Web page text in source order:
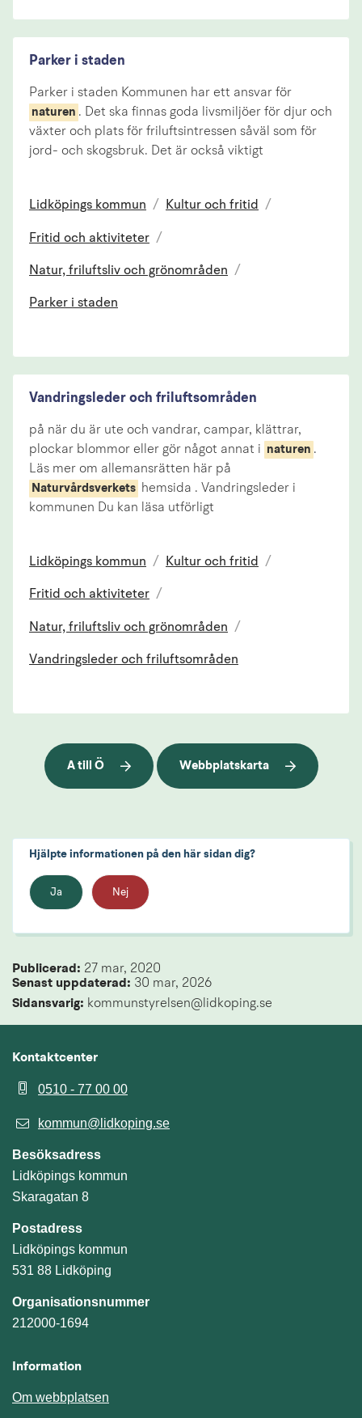
Parker i staden
Parker i staden Kommunen har ett ansvar för
naturen . Det ska finnas goda livsmiljöer för djur och
växter och plats för friluftsintressen såväl som för
jord- och skogsbruk. Det är också viktigt
Lidköpings kommun / Kultur och fritid /
Fritid och aktiviteter /
Natur, friluftsliv och grönområden /
Parker i staden
Vandringsleder och friluftsområden
på när du är ute och vandrar, campar, klättrar,
plockar blommor eller gör något annat i naturen .
Läs mer om allemansrätten här på
Naturvårdsverkets hemsida . Vandringsleder i
kommunen Du kan läsa utförligt
Lidköpings kommun / Kultur och fritid /
Fritid och aktiviteter /
Natur, friluftsliv och grönområden /
Vandringsleder och friluftsområden
A till Ö Webbplatskarta
Hjälpte informationen på den här sidan dig?
Ja Nej
Publicerad: 27 mar, 2020
Senast uppdaterad: 30 mar, 2026
Sidansvarig: kommunstyrelsen@lidkoping.se
Kontaktcenter
0510 - 77 00 00
kommun@lidkoping.se
Besöksadress
Lidköpings kommun
Skaragatan 8
Postadress
Lidköpings kommun
531 88 Lidköping
Organisationsnummer
212000-1694
Information
Om webbplatsen